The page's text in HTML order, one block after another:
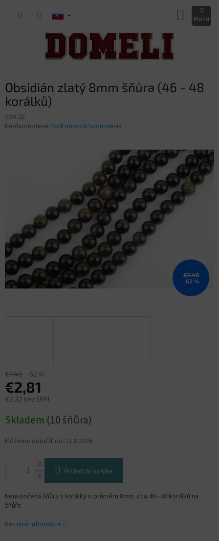
KOŠÍK
Obsidián zlatý 8mm šňůra (46 - 48
korálků)
VOX 02
Priemerné
Neohodnotené Podrobnosti hodnotenia
€7,48
–62 %
€7,48 –62 %
€2,81
€2,32 bez DPH
cena:
Skladem (10 šňůra)
Môžeme doručiť do: 11.8.2026
Pridať do košíka
Neukončená šňůra s korálky o průměru 8mm. cca 46 - 48 korálků na
šňůře
Detailné informácie